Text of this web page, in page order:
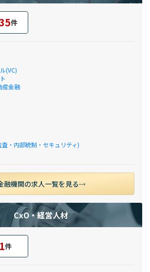
件
(VC)
産金融
・内部統制・セキュリティ)
融機関の求人一覧を見る
CxO・経営人材
件